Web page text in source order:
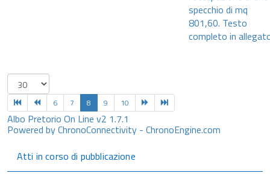
specchio di mq
801,60. Testo
completo in
6 7 8 9 10
Albo Pretorio On Line v2 1.7.1
Powered by ChronoConnectivity - ChronoEngine.com
Atti in corso di pubblicazione